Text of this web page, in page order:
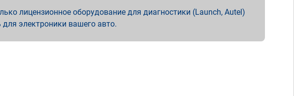
лицензионное оборудование для диагностики (Launch, Autel)
для электроники вашего авто.